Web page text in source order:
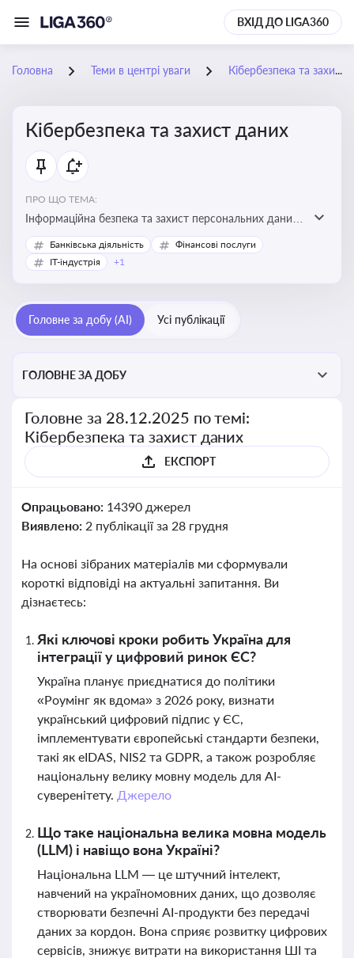
ВХІД ДО LIGA360
Головна Теми в центрі уваги Кібербезпека та захист даних
Кібербезпека та захист даних
ПРО ЩО ТЕМА:
Інформаційна безпека та захист персональних даних
на підприємстві
Банківська діяльність
Фінансові послуги
IT-індустрія
+1
Головне за добу (AI) Усі публікації
ГОЛОВНЕ ЗА ДОБУ
Головне за 28.12.2025 по темі:
Кібербезпека та захист даних
ЕКСПОРТ
Опрацьовано: 14390 джерел
Виявлено: 2 публікації за 28 грудня
На основі зібраних матеріалів ми сформували
короткі відповіді на актуальні запитання. Ви
дізнаєтесь:
Які ключові кроки робить Україна для
інтеграції у цифровий ринок ЄС?
Україна планує приєднатися до політики
«Роумінг як вдома» з 2026 року, визнати
український цифровий підпис у ЄС,
імплементувати європейські стандарти безпеки,
такі як eIDAS, NIS2 та GDPR, а також розробляє
національну велику мовну модель для AI-
суверенітету. Джерело
Що таке національна велика мовна модель
(LLM) і навіщо вона Україні?
Національна LLM — це штучний інтелект,
навчений на україномовних даних, що дозволяє
створювати безпечні AI-продукти без передачі
даних за кордон. Вона сприяє розвитку цифрових
сервісів, знижує витрати на використання ШІ та